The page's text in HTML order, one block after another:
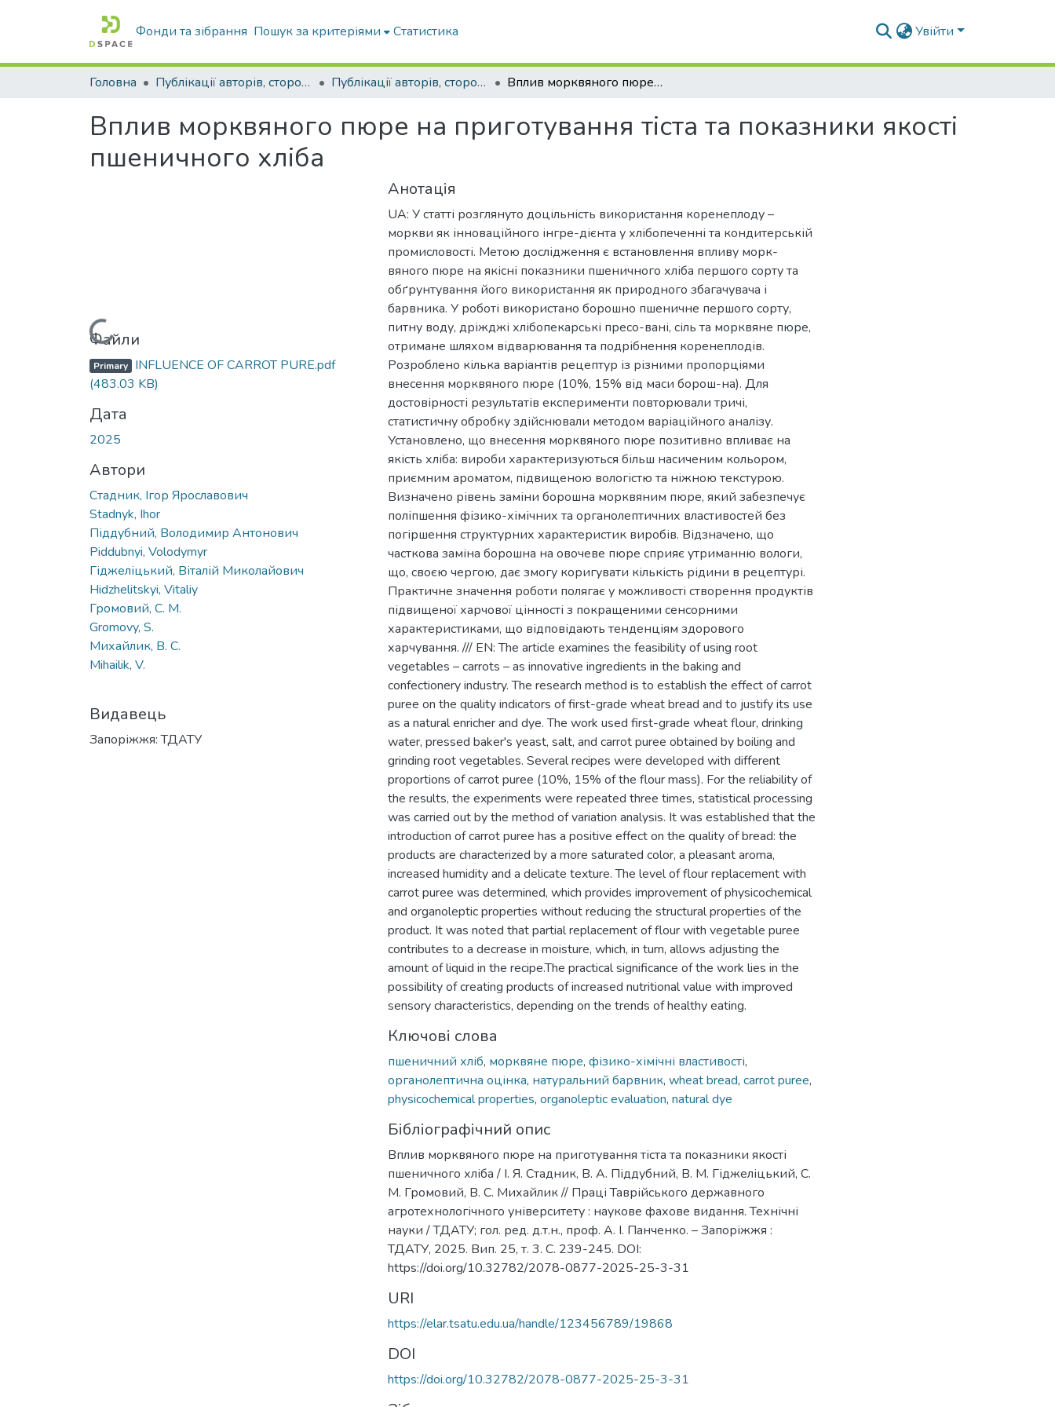
Фонди та зібрання Пошук за критеріями Статистика Увійти
Головна Публікації авторів, сторонніх університету Публікації авторів, сторонніх університету Вплив морквяного пюре на приготування тіста та показники якості пшеничного хліба
Вплив морквяного пюре на приготування тіста та показники якості
пшеничного хліба
Вантажиться...Файли
Primary INFLUENCE OF CARROT PURE.pdf
(483.03 KB)
Дата
2025
Автори
Стадник, Ігор Ярославович
Stadnyk, Ihor
Піддубний, Володимир Антонович
Piddubnyi, Volodymyr
Гіджеліцький, Віталій Миколайович
Hidzhelitskyi, Vitaliy
Громовий, С. М.
Gromovy, S.
Михайлик, В. С.
Mihailik, V.
Видавець
Запоріжжя: ТДАТУ
Анотація
UA: У статті розглянуто доцільність використання коренеплоду –
моркви як інноваційного інгре-дієнта у хлібопеченні та кондитерській
промисловості. Метою дослідження є встановлення впливу морк-
вяного пюре на якісні показники пшеничного хліба першого сорту та
обґрунтування його використання як природного збагачувача і
барвника. У роботі використано борошно пшеничне першого сорту,
питну воду, дріжджі хлібопекарські пресо-вані, сіль та морквяне пюре,
отримане шляхом відварювання та подрібнення коренеплодів.
Розроблено кілька варіантів рецептур із різними пропорціями
внесення морквяного пюре (10%, 15% від маси борош-на). Для
достовірності результатів експерименти повторювали тричі,
статистичну обробку здійснювали методом варіаційного аналізу.
Установлено, що внесення морквяного пюре позитивно впливає на
якість хліба: вироби характеризуються більш насиченим кольором,
приємним ароматом, підвищеною вологістю та ніжною текстурою.
Визначено рівень заміни борошна морквяним пюре, який забезпечує
поліпшення фізико-хімічних та органолептичних властивостей без
погіршення структурних характеристик виробів. Відзначено, що
часткова заміна борошна на овочеве пюре сприяє утриманню вологи,
що, своєю чергою, дає змогу коригувати кількість рідини в рецептурі.
Практичне значення роботи полягає у можливості створення продуктів
підвищеної харчової цінності з покращеними сенсорними
характеристиками, що відповідають тенденціям здорового
харчування. /// EN: The article examines the feasibility of using root
vegetables – carrots – as innovative ingredients in the baking and
confectionery industry. The research method is to establish the effect of carrot
puree on the quality indicators of first-grade wheat bread and to justify its use
as a natural enricher and dye. The work used first-grade wheat flour, drinking
water, pressed baker's yeast, salt, and carrot puree obtained by boiling and
grinding root vegetables. Several recipes were developed with different
proportions of carrot puree (10%, 15% of the flour mass). For the reliability of
the results, the experiments were repeated three times, statistical processing
was carried out by the method of variation analysis. It was established that the
introduction of carrot puree has a positive effect on the quality of bread: the
products are characterized by a more saturated color, a pleasant aroma,
increased humidity and a delicate texture. The level of flour replacement with
carrot puree was determined, which provides improvement of physicochemical
and organoleptic properties without reducing the structural properties of the
product. It was noted that partial replacement of flour with vegetable puree
contributes to a decrease in moisture, which, in turn, allows adjusting the
amount of liquid in the recipe.The practical significance of the work lies in the
possibility of creating products of increased nutritional value with improved
sensory characteristics, depending on the trends of healthy eating.
Ключові слова
пшеничний хліб, морквяне пюре, фізико-хімічні властивості,
органолептична оцінка, натуральний барвник, wheat bread, carrot puree,
physicochemical properties, organoleptic evaluation, natural dye
Бібліографічний опис
Вплив морквяного пюре на приготування тіста та показники якості
пшеничного хліба / І. Я. Стадник, В. А. Піддубний, В. М. Гіджеліцький, С.
М. Громовий, В. С. Михайлик // Праці Таврійського державного
агротехнологічного університету : наукове фахове видання. Технічні
науки / ТДАТУ; гол. ред. д.т.н., проф. А. І. Панченко. – Запоріжжя :
ТДАТУ, 2025. Вип. 25, т. 3. С. 239-245. DOI:
https://doi.org/10.32782/2078-0877-2025-25-3-31
URI
https://elar.tsatu.edu.ua/handle/123456789/19868
DOI
https://doi.org/10.32782/2078-0877-2025-25-3-31